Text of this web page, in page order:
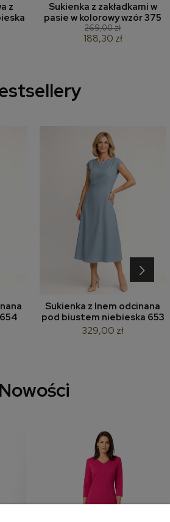
z
Sukienka z zakładkami w
pasie w kolorowy wzór 375
269,00 zł
188,30 zł
Sukienka z lnem odcinana
pod biustem niebieska 653
329,00 zł
›
Nowości